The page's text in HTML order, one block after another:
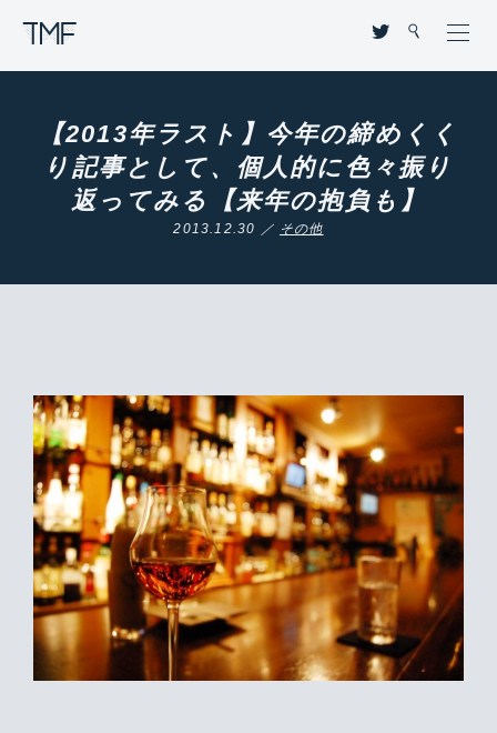
【2013年ラスト】今年の締めくく
り記事として、個人的に色々振り
返ってみる【来年の抱負も】
2013.12.30 ／ その他